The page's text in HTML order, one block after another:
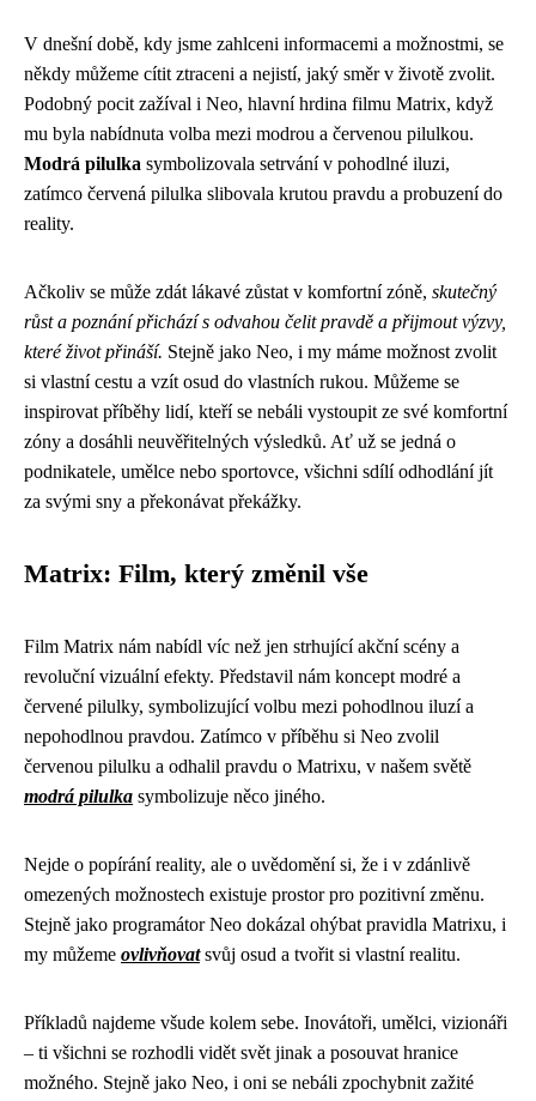
V dnešní době, kdy jsme zahlceni informacemi a možnostmi, se
někdy můžeme cítit ztraceni a nejistí, jaký směr v životě zvolit.
Podobný pocit zažíval i Neo, hlavní hrdina filmu Matrix, když
mu byla nabídnuta volba mezi modrou a červenou pilulkou.
Modrá pilulka symbolizovala setrvání v pohodlné iluzi,
zatímco červená pilulka slibovala krutou pravdu a probuzení do
reality.
Ačkoliv se může zdát lákavé zůstat v komfortní zóně, skutečný
růst a poznání přichází s odvahou čelit pravdě a přijmout výzvy,
které život přináší. Stejně jako Neo, i my máme možnost zvolit
si vlastní cestu a vzít osud do vlastních rukou. Můžeme se
inspirovat příběhy lidí, kteří se nebáli vystoupit ze své komfortní
zóny a dosáhli neuvěřitelných výsledků. Ať už se jedná o
podnikatele, umělce nebo sportovce, všichni sdílí odhodlání jít
za svými sny a překonávat překážky.
Matrix: Film, který změnil vše
Film Matrix nám nabídl víc než jen strhující akční scény a
revoluční vizuální efekty. Představil nám koncept modré a
červené pilulky, symbolizující volbu mezi pohodlnou iluzí a
nepohodlnou pravdou. Zatímco v příběhu si Neo zvolil
červenou pilulku a odhalil pravdu o Matrixu, v našem světě
modrá pilulka symbolizuje něco jiného.
Nejde o popírání reality, ale o uvědomění si, že i v zdánlivě
omezených možnostech existuje prostor pro pozitivní změnu.
Stejně jako programátor Neo dokázal ohýbat pravidla Matrixu, i
my můžeme ovlivňovatsvůj osud a tvořit si vlastní realitu.
Příkladů najdeme všude kolem sebe. Inovátoři, umělci, vizionáři
– ti všichni se rozhodli vidět svět jinak a posouvat hranice
možného. Stejně jako Neo, i oni se nebáli zpochybnit zažité